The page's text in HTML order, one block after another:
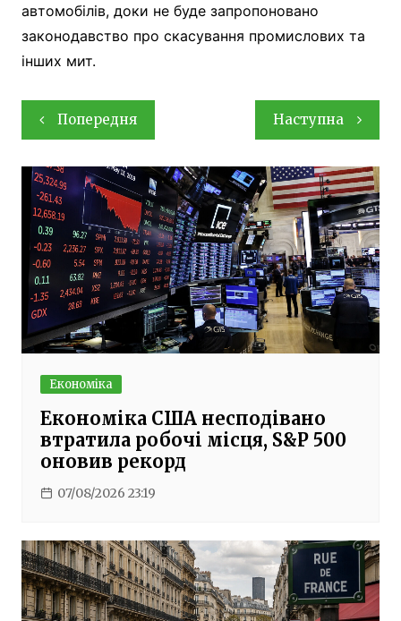
автомобілів, доки не буде запропоновано
законодавство про скасування промислових та
інших мит.
Навігація
записів
Попередня Наступна
Економіка
Економіка США несподівано
втратила робочі місця, S&P 500
оновив рекорд
07/08/2026 23:19